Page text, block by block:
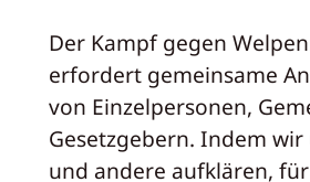
Der Kampf gegen
erfordert gemeinsame
von Einzelpersonen,
Gesetzgebern. Indem wir
und andere aufklären,